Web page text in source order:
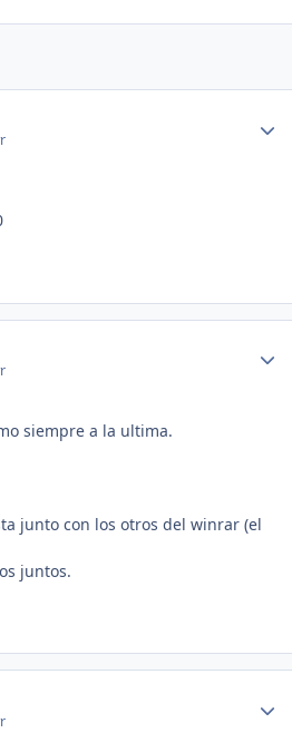
siempre a la ultima.
junto con los otros del winrar (el
juntos.